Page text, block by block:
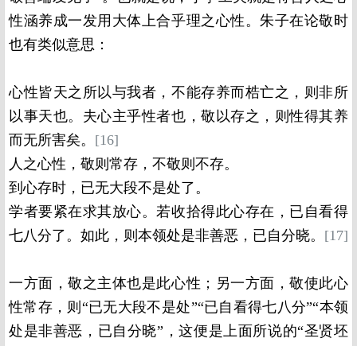
性涵养成一发用大体上合乎理之心性。朱子在论敬时
也有类似意思：
心性皆天之所以与我者，不能存养而梏亡之，则非所
以事天也。夫心主乎性者也，敬以存之，则性得其养
而无所害矣。 [16]
人之心性，敬则常存，不敬则不存。
到心存时，已无大段不是处了。
学者要紧在求其放心。若收拾得此心存在，已自看得
七八分了。如此，则本领处是非善恶，已自分晓。 [17]
一方面，敬之主体也是此心性；另一方面，敬使此心
性常存，则“已无大段不是处”“已自看得七八分”“本领
处是非善恶，已自分晓”，这便是上面所说的“圣贤坯